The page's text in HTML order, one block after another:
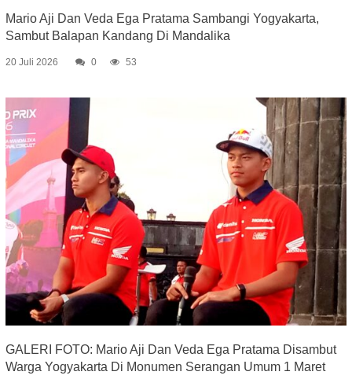
Mario Aji Dan Veda Ega Pratama Sambangi Yogyakarta,
Sambut Balapan Kandang Di Mandalika
20 Juli 2026 0 53
GALERI FOTO: Mario Aji Dan Veda Ega Pratama Disambut
Warga Yogyakarta Di Monumen Serangan Umum 1 Maret